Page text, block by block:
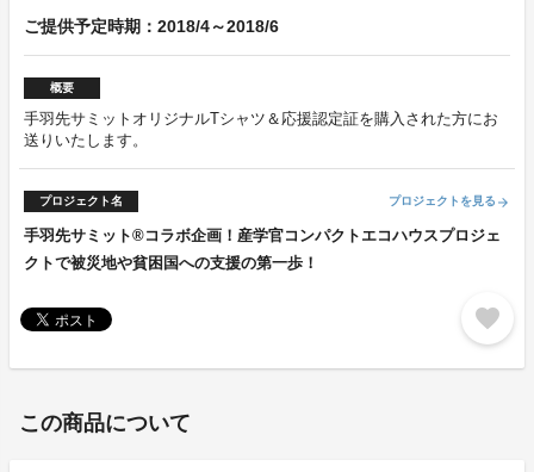
ご提供予定時期：2018/4～2018/6
概要
手羽先サミットオリジナルTシャツ＆応援認定証を購入された方にお
送りいたします。
プロジェクト名 プロジェクトを見る arrow_forward
手羽先サミット®コラボ企画！産学官コンパクトエコハウスプロジェ
クトで被災地や貧困国への支援の第一歩！
favorite
この商品について